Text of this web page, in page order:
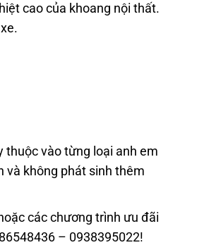
cao của khoang nội thất.
thuộc vào từng loại anh em
và không phát sinh thêm
các chương trình ưu đãi
– 0938395022!